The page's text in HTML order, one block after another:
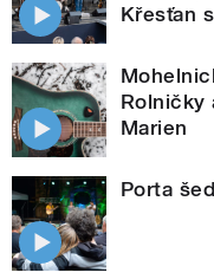
Křesťan
Rolničky
Marien
Porta